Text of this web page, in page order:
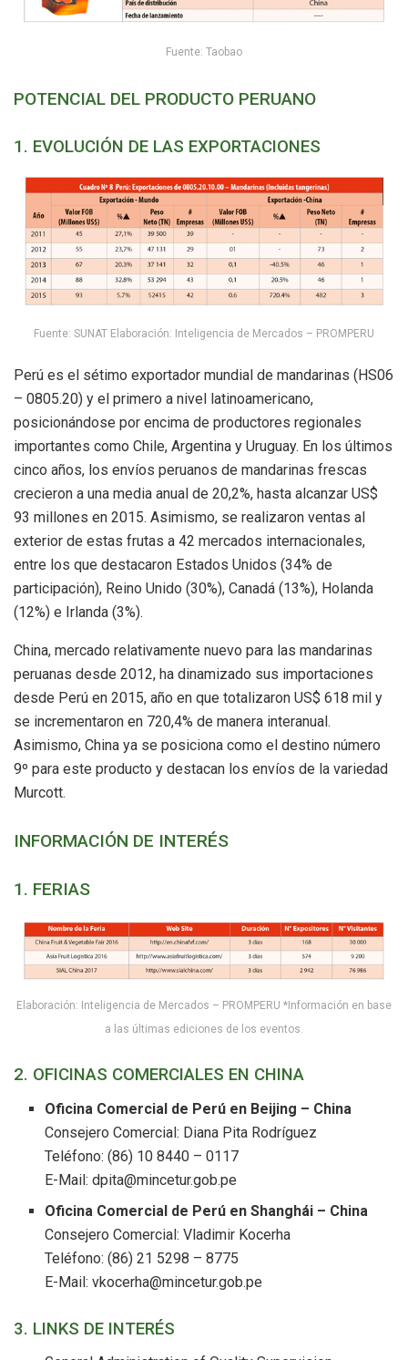
Fuente: Taobao
POTENCIAL DEL PRODUCTO PERUANO
1. EVOLUCIÓN DE LAS EXPORTACIONES
Fuente: SUNAT Elaboración: Inteligencia de Mercados – PROMPERU
Perú es el sétimo exportador mundial de mandarinas (HS06
– 0805.20) y el primero a nivel latinoamericano,
posicionándose por encima de productores regionales
importantes como Chile, Argentina y Uruguay. En los últimos
cinco años, los envíos peruanos de mandarinas frescas
crecieron a una media anual de 20,2%, hasta alcanzar US$
93 millones en 2015. Asimismo, se realizaron ventas al
exterior de estas frutas a 42 mercados internacionales,
entre los que destacaron Estados Unidos (34% de
participación), Reino Unido (30%), Canadá (13%), Holanda
(12%) e Irlanda (3%).
China, mercado relativamente nuevo para las mandarinas
peruanas desde 2012, ha dinamizado sus importaciones
desde Perú en 2015, año en que totalizaron US$ 618 mil y
se incrementaron en 720,4% de manera interanual.
Asimismo, China ya se posiciona como el destino número
9º para este producto y destacan los envíos de la variedad
Murcott.
INFORMACIÓN DE INTERÉS
1. FERIAS
Elaboración: Inteligencia de Mercados – PROMPERU *Información en base
a las últimas ediciones de los eventos.
2. OFICINAS COMERCIALES EN CHINA
Oficina Comercial de Perú en Beijing – China
Consejero Comercial: Diana Pita Rodríguez
Teléfono: (86) 10 8440 – 0117
E-Mail: dpita@mincetur.gob.pe
Oficina Comercial de Perú en Shanghái – China
Consejero Comercial: Vladimir Kocerha
Teléfono: (86) 21 5298 – 8775
E-Mail: vkocerha@mincetur.gob.pe
3. LINKS DE INTERÉS